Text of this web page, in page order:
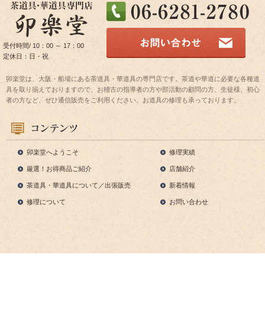
受付時間/ 10：00 ～ 17：00
定休日：日・祝
卯楽堂は、大阪・船場にある茶道具・華道具の専門店です。茶道や華道に必要な各種道
具を取り揃えておりますので、お稽古の指導者の方や部活動の顧問の方、生徒様、初心
者の方など、ぜひ通信販売をご利用ください。お道具の修理も承っております。
卯楽堂へようこそ
厳選！お得商品ご紹介
茶道具・華道具について／出張販売
修理について
修理実績
店舗紹介
新着情報
お問い合わせ